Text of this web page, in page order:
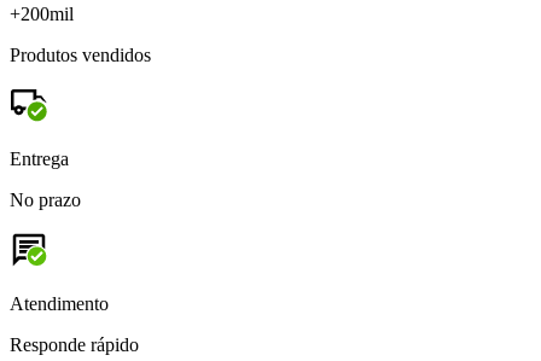
+200mil
Produtos vendidos
Entrega
No prazo
Atendimento
Responde rápido